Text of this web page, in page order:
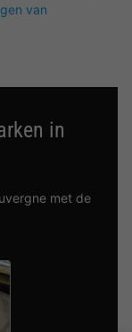
van
in
met de